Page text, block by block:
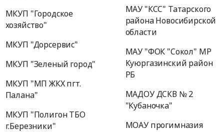
МКУП "Городское
хозяйство"
МКУП "Дорсервис"
МКУП "Зеленый город"
МКУП "МП ЖКХ пгт.
Палана"
МКУП "Полигон ТБО
г.Березники"
МАУ "КСС" Татарского
района Новосибирской
области
МАУ "ФОК "Сокол" МР
Куюргазинский район
РБ
МАДОУ ДСКВ № 2
"Кубаночка"
МОАУ прогимназия